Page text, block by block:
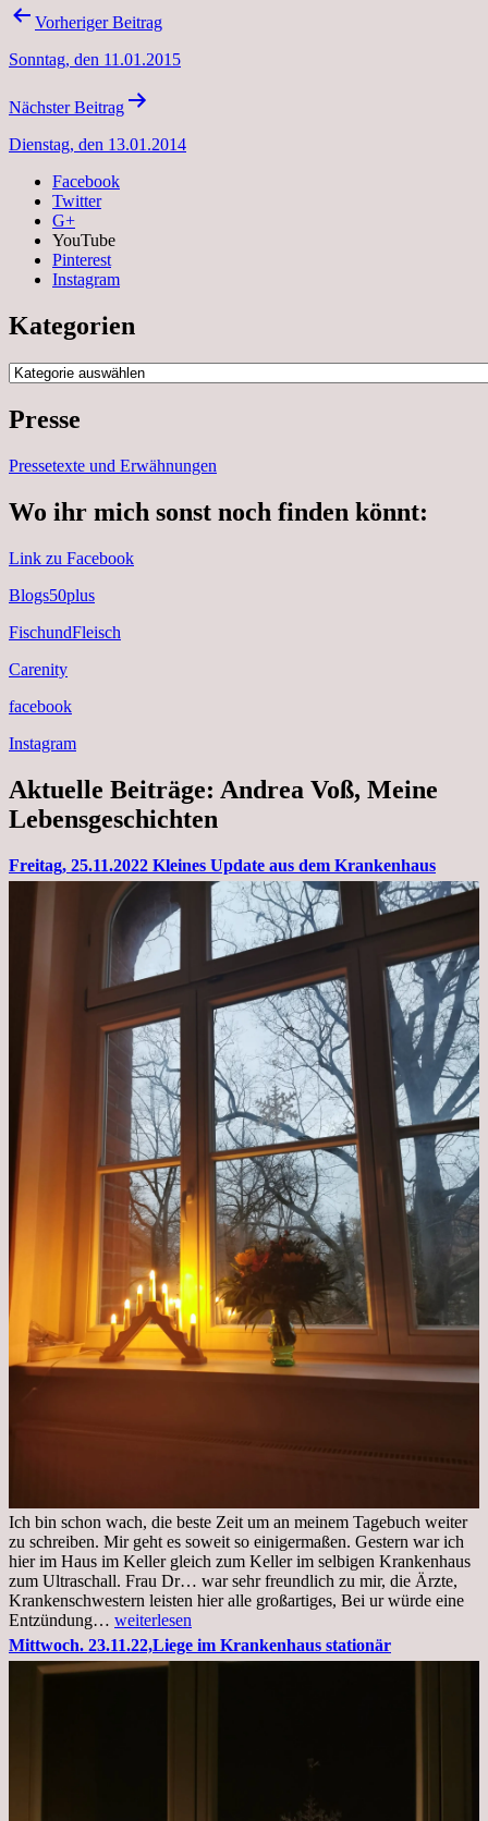
Beitragsnavigation
Vorheriger Beitrag
Sonntag, den 11.01.2015
Nächster Beitrag
Dienstag, den 13.01.2014
Facebook
Twitter
G+
YouTube
Pinterest
Instagram
Kategorien
Kategorien
Presse
Pressetexte und Erwähnungen
Wo ihr mich sonst noch finden könnt:
Link zu Facebook
Blogs50plus
FischundFleisch
Carenity
facebook
Instagram
Aktuelle Beiträge: Andrea Voß, Meine
Lebensgeschichten
Freitag, 25.11.2022 Kleines Update aus dem Krankenhaus
Ich bin schon wach, die beste Zeit um an meinem Tagebuch weiter
zu schreiben. Mir geht es soweit so einigermaßen. Gestern war ich
hier im Haus im Keller gleich zum Keller im selbigen Krankenhaus
zum Ultraschall. Frau Dr… war sehr freundlich zu mir, die Ärzte,
Krankenschwestern leisten hier alle großartiges, Bei ur würde eine
Entzündung… Freitag,
25.11.2022
Kleines
weiterlesen
Mittwoch. 23.11.22,Liege im Krankenhaus stationär